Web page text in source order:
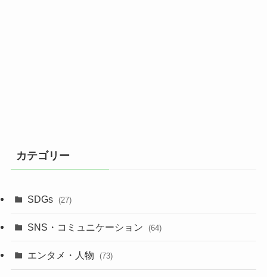
カテゴリー
SDGs (27)
SNS・コミュニケーション (64)
エンタメ・人物 (73)